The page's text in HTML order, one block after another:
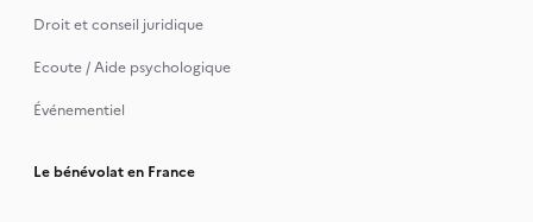
Droit et conseil juridique
Ecoute / Aide psychologique
Événementiel
Le bénévolat en France